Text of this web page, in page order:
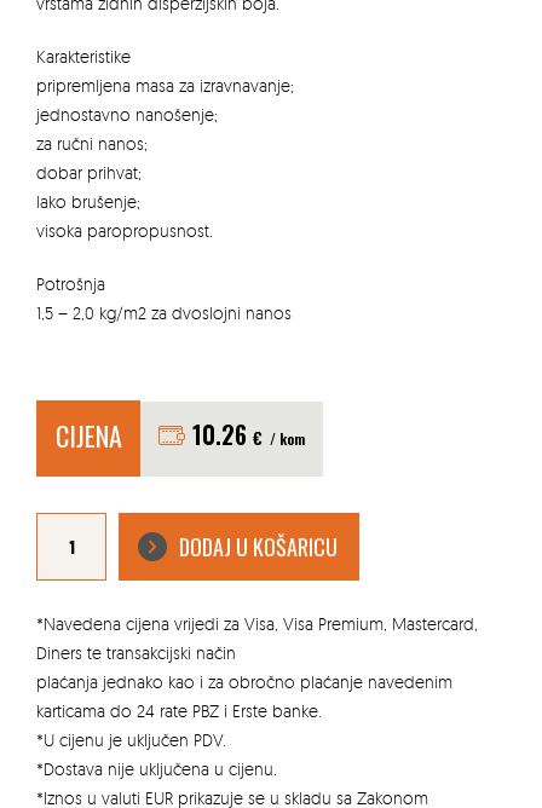
Karakteristike
pripremljena masa za izravnavanje;
jednostavno nanošenje;
za ručni nanos;
dobar prihvat;
lako brušenje;
visoka paropropusnost.
Potrošnja
1,5 – 2,0 kg/m2 za dvoslojni nanos
CIJENA 10.26 € / kom
JUBOLIN
unutarnja
za
DODAJ U KOŠARICU
*Navedena cijena vrijedi za Visa, Visa Premium, Mastercard,
Diners te transakcijski način
plaćanja jednako kao i za obročno plaćanje navedenim
karticama do 24 rate PBZ i Erste banke.
*U cijenu je uključen PDV.
*Dostava nije uključena u cijenu.
*Iznos u valuti EUR prikazuje se u skladu sa Zakonom